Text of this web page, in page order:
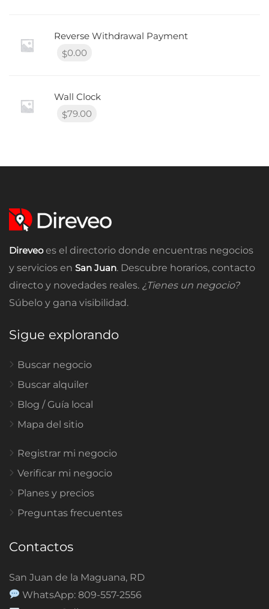
Reverse Withdrawal Payment
$0.00
Wall Clock
$79.00
Direveoes el directorio donde encuentras negocios
y servicios en San Juan. Descubre horarios, contacto
directo y novedades reales. ¿Tienes un negocio?
Súbelo y gana visibilidad.
Sigue explorando
Buscar negocio
Buscar alquiler
Blog / Guía local
Mapa del sitio
Registrar mi negocio
Verificar mi negocio
Planes y precios
Preguntas frecuentes
Contactos
San Juan de la Maguana, RD
WhatsApp: 809-557-2556